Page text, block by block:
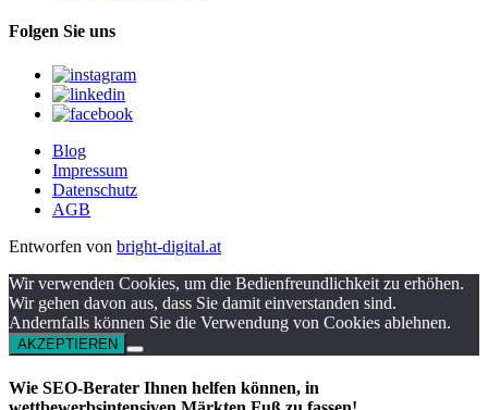
Folgen Sie uns
Blog
Impressum
Datenschutz
AGB
Entworfen von bright-digital.at
Wir verwenden Cookies, um die Bedienfreundlichkeit zu erhöhen.
Wir gehen davon aus, dass Sie damit einverstanden sind.
Andernfalls können Sie die Verwendung von Cookies ablehnen.
AKZEPTIEREN
Wie SEO-Berater Ihnen helfen können, in